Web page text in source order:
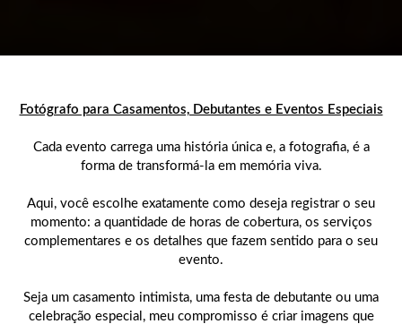
Fotógrafo para Casamentos, Debutantes e Eventos Especiais
Cada evento carrega uma história única e, a fotografia, é a
forma de transformá-la em memória viva.
Aqui, você escolhe exatamente como deseja registrar o seu
momento: a quantidade de horas de cobertura, os serviços
complementares e os detalhes que fazem sentido para o seu
evento.
Seja um casamento intimista, uma festa de debutante ou uma
celebração especial, meu compromisso é criar imagens que